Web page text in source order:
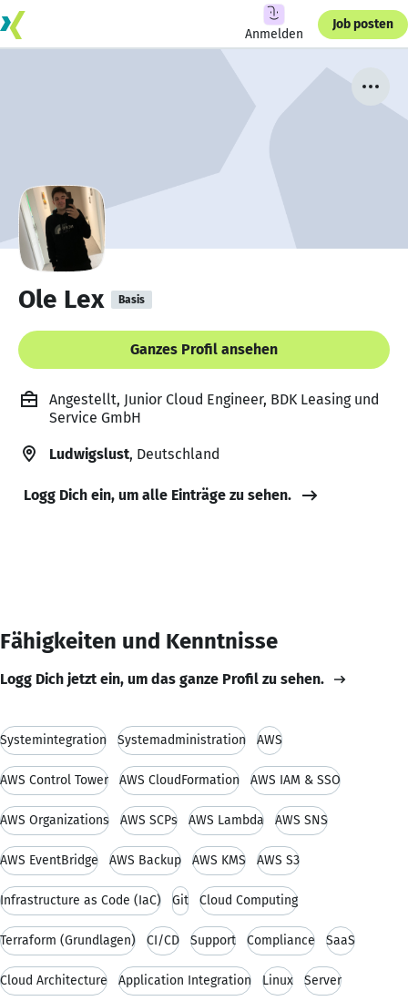
Anmelden
Job posten
Ole Lex Basis
Ganzes Profil ansehen
Angestellt, Junior Cloud Engineer, BDK Leasing und
Service GmbH
Ludwigslust, Deutschland
Logg Dich ein, um alle Einträge zu sehen.
Fähigkeiten und Kenntnisse
Logg Dich jetzt ein, um das ganze Profil zu sehen.
Systemintegration Systemadministration AWS
AWS Control Tower AWS CloudFormation AWS IAM & SSO
AWS Organizations AWS SCPs AWS Lambda AWS SNS
AWS EventBridge AWS Backup AWS KMS AWS S3
Infrastructure as Code (IaC) Git Cloud Computing
Terraform (Grundlagen) CI/CD Support Compliance SaaS
Cloud Architecture Application Integration Linux Server